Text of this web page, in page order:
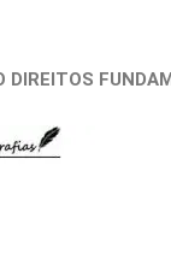
DIREITOS